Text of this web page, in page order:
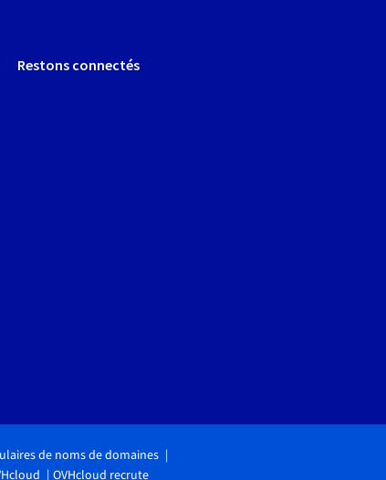
Restons connectés
de noms de domaines
OVHcloud recrute